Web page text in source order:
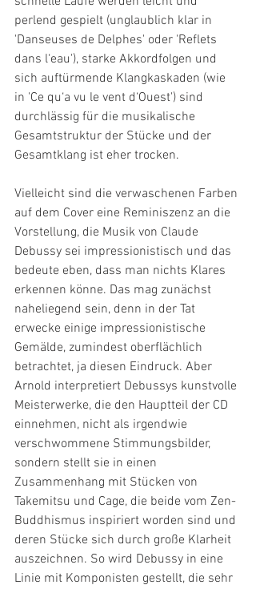
perlend gespielt (unglaublich klar in
'Danseuses de Delphes' oder 'Reflets
dans l‘eau'), starke Akkordfolgen und
sich auftürmende Klangkaskaden (wie
in 'Ce qu‘a vu le vent d‘Ouest') sind
durchlässig für die musikalische
Gesamtstruktur der Stücke und der
Gesamtklang ist eher trocken.
Vielleicht sind die verwaschenen Farben
auf dem Cover eine Reminiszenz an die
Vorstellung, die Musik von Claude
Debussy sei impressionistisch und das
bedeute eben, dass man nichts Klares
erkennen könne. Das mag zunächst
naheliegend sein, denn in der Tat
erwecke einige impressionistische
Gemälde, zumindest oberflächlich
betrachtet, ja diesen Eindruck. Aber
Arnold interpretiert Debussys kunstvolle
Meisterwerke, die den Hauptteil der CD
einnehmen, nicht als irgendwie
verschwommene Stimmungsbilder,
sondern stellt sie in einen
Zusammenhang mit Stücken von
Takemitsu und Cage, die beide vom Zen-
Buddhismus inspiriert worden sind und
deren Stücke sich durch große Klarheit
auszeichnen. So wird Debussy in eine
Linie mit Komponisten gestellt, die sehr